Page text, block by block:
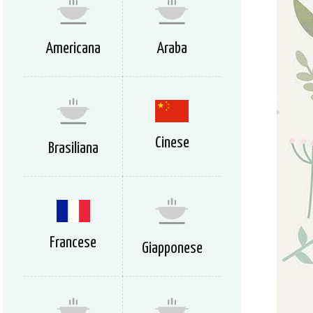
Americana Araba
Brasiliana Cinese
Francese Giapponese